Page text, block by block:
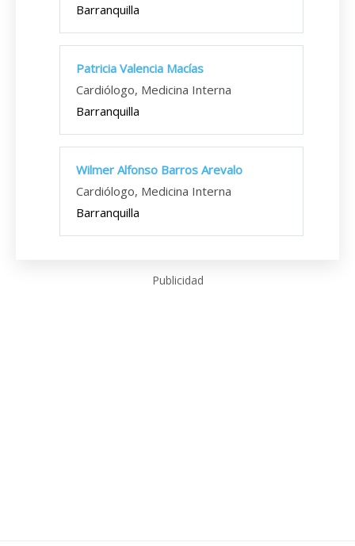
Barranquilla
Patricia Valencia Macías
Cardiólogo, Medicina Interna
Barranquilla
Wilmer Alfonso Barros Arevalo
Cardiólogo, Medicina Interna
Barranquilla
Publicidad